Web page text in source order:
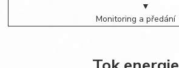
▼
Monitoring a předání